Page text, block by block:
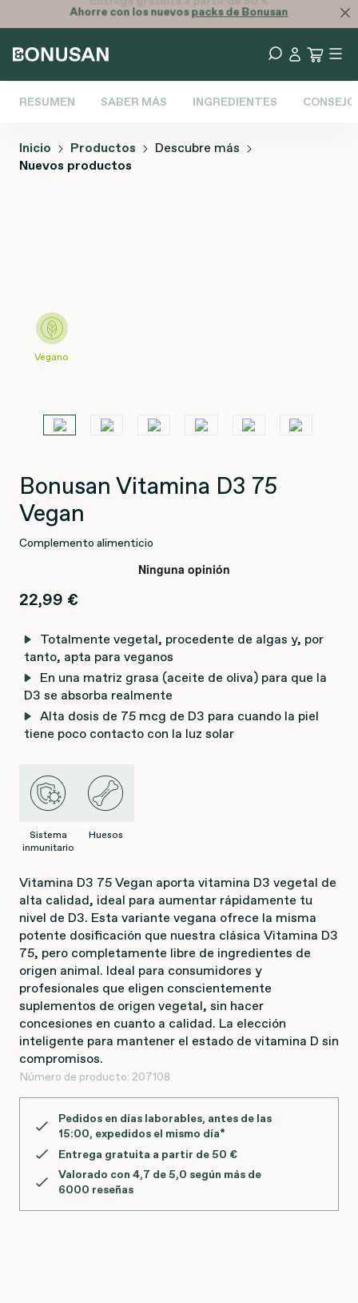
Ahorre con los nuevospacks de Bonusan
RESUMEN SABER MÁS INGREDIENTES
Inicio Productos
Descubre más
Nuevos productos
Vegano
Bonusan Vitamina D3 75
Vegan
Complemento alimenticio
22,99 €
Totalmente vegetal, procedente de algas y, por
tanto, apta para veganos
En una matriz grasa (aceite de oliva) para que la
D3 se absorba realmente
Alta dosis de 75 mcg de D3 para cuando la piel
tiene poco contacto con la luz solar
Sistema
inmunitario
Huesos
Vitamina D3 75 Vegan aporta vitamina D3 vegetal de
alta calidad, ideal para aumentar rápidamente tu
nivel de D3. Esta variante vegana ofrece la misma
potente dosificación que nuestra clásica Vitamina D3
75, pero completamente libre de ingredientes de
origen animal. Ideal para consumidores y
profesionales que eligen conscientemente
suplementos de origen vegetal, sin hacer
concesiones en cuanto a calidad. La elección
inteligente para mantener el estado de vitamina D sin
compromisos.
Número de producto: 207108
Pedidos en días laborables, antes de las
15:00, expedidos el mismo día*
Entrega gratuita a partir de 50 €
Valorado con 4,7 de 5,0 según más de
6000 reseñas